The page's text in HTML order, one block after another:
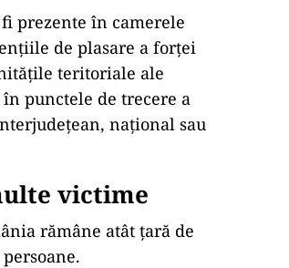
prezente în camerele
de plasare a forței
teritoriale ale
punctele de trecere a
național sau
victime
rămâne atât țară de